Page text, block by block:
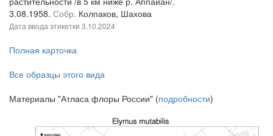
3.08.1958. Собр. Колпаков, Шахова
Дата ввода этикетки 3.10.2024
Полная карточка
Все образцы этого вида
Материалы "Атласа флоры России" (подробности)